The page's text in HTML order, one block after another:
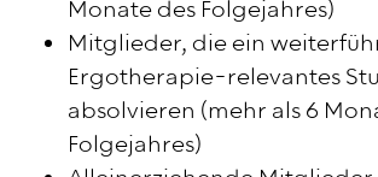
Monate des Folgejahres)
Mitglieder, die ein
Ergotherapie-relevantes
absolvieren (mehr als 6
Folgejahres)